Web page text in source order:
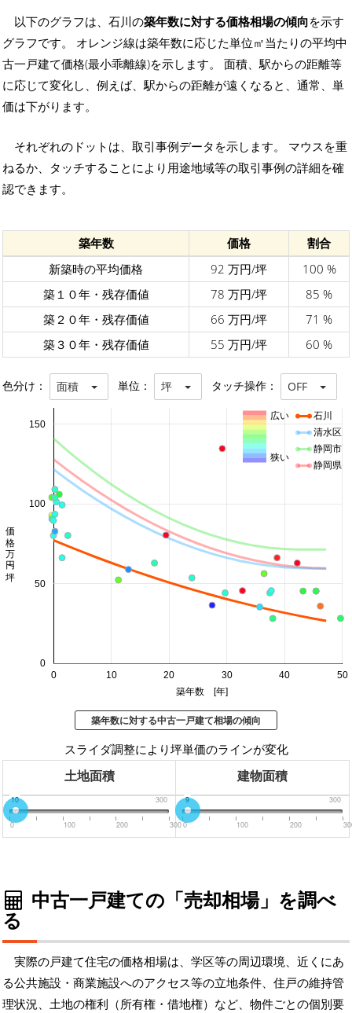
以下のグラフは、石川の築年数に対する価格相場の傾向を示す
グラフです。 オレンジ線は築年数に応じた単位㎡当たりの平均中
古一戸建て価格(最小乖離線)を示します。 面積、駅からの距離等
に応じて変化し、例えば、駅からの距離が遠くなると、通常、単
価は下がります。
それぞれのドットは、取引事例データを示します。 マウスを重
ねるか、タッチすることにより用途地域等の取引事例の詳細を確
認できます。
築年数 価格
割合
新築時の平均価格
92 万円/坪
100 %
築１０年・残存価値
78 万円/坪
85 %
築２０年・残存価値
66 万円/坪
71 %
築３０年・残存価値
55 万円/坪 60 %
色分け： 面積 単位： 坪 タッチ操作： OFF
0 10 20 30 40 50
0
50
100
150
築年数 [年]
価格 万円/坪
石川
清水区
静岡市
静岡県
広い
狭い
築年数に対する中古一戸建て相場の傾向
スライダ調整により坪単価のラインが変化
土地面積 建物面積
0 300
10
0 100 200 300
0 300
9
0 100 200
中古一戸建ての「売却相場」を調べ
る
実際の戸建て住宅の価格相場は、学区等の周辺環境、近くにあ
る公共施設・商業施設へのアクセス等の立地条件、住戸の維持管
理状況、土地の権利（所有権・借地権）など、物件ごとの個別要